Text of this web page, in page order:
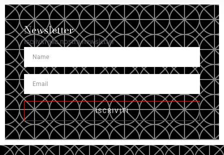
Newsletter
Iscriviti alla nostra newsletter
ISCRIVITI